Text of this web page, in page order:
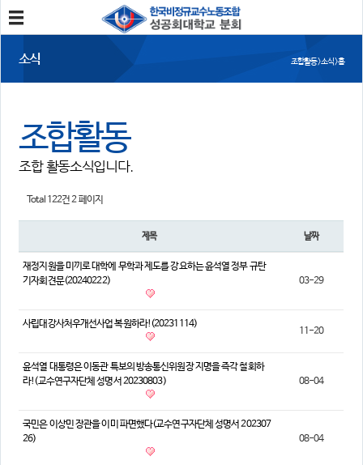
분회소개
소식
공지사항
자유게시판 건의사항
사진/영상자료
분회자료
의견
소식 조합활동 > 소식 > 홈
조합활동
조합 활동소식입니다.
Total 122건2 페이지
제목 날짜
재정지원을 미끼로 대학에 무학과 제도를 강요하는 윤석열 정부 규탄
기자회견문(20240222)
03-29
사립대강사처우개선사업 복원하라!(20231114)
11-20
윤석열 대통령은 이동관 특보의 방송통신위원장 지명을 즉각 철회하
라!(교수연구자단체 성명서 20230803)
08-04
국민은 이상민 장관을 이미 파면했다(교수연구자단체 성명서 202307
26)
08-04